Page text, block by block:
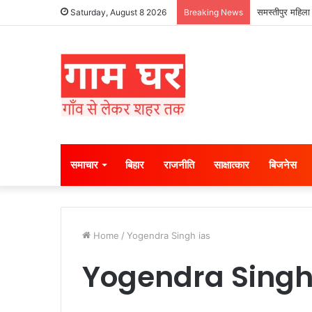
Saturday, August 8 2026 Breaking News समस्तीपुर
समाचार बिहार राजनीति साक्षात्कार बिजनेस
Home / Yogendra Singh ias
Yogendra